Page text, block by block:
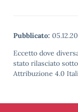
Pubblicato:
Eccetto dove
stato rilasciato
Attribuzione 4.0